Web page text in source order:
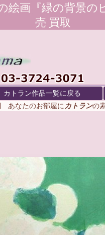
絵画『緑の背景の
売 買取
カトラン作品一覧に戻る
あなたのお部屋に カトランの